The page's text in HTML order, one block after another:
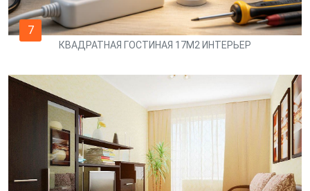
7
КВАДРАТНАЯ ГОСТИНАЯ 17М2 ИНТЕРЬЕР